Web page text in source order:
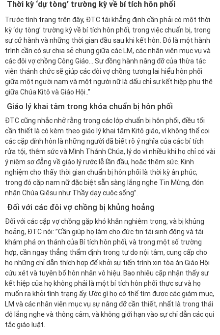
Thời kỳ ‘dự tòng’ trường kỳ về bí tích hôn phối
Trước tình trạng trên đây, ĐTC tái khẳng định cần phải có một thời
kỳ ‘dự tòng’ trường kỳ về bí tích hôn phối, trong việc chuẩn bị, trong
sự cử hành và những thời gian đầu sau khi kết hôn. Đó là một hành
trình cần có sự chia sẻ chung giữa các LM, các nhân viên mục vụ và
các đôi vợ chồng Công Giáo… Sự đồng hành nâng đỡ của thừa tác
viên thánh chức sẽ giúp các đôi vợ chồng tương lai hiểu hôn phối
giữa một người nam và một người nữ là dấu chỉ sự kết hiệp phu thê
giữa Chúa Kitô và Giáo Hội..”
Giáo lý khai tâm trong khóa chuẩn bị hôn phối
ĐTC cũng nhắc nhở rằng trong các lớp chuẩn bị hôn phối, điều tối
cần thiết là có kèm theo giáo lý khai tâm Kitô giáo, vì không thể coi
các cặp đính hôn là những người đã biết rõ ý nghĩa của các bí tích
rửa tội, thêm sức và Mình Thánh Chúa, lý do vì nhiều khi họ chỉ có vài
ý niệm sơ đẳng về giáo lý rước lễ lần đầu, hoặc thêm sức. Kinh
nghiệm cho thấy thời gian chuẩn bị hôn phối là thời kỳ ân phúc,
trong đó cặp nam nữ đặc biệt sẵn sàng lắng nghe Tin Mừng, đón
nhận Chúa Giêsu như Thầy dạy cuộc sống”.
Đối với các đôi vợ chồng bị khủng hoảng
Đối với các cặp vợ chồng gặp khó khăn nghiêm trọng, và bị khủng
hoảng, ĐTC nói: ”Cần giúp họ làm cho đức tin tái sinh động và tái
khám phá ơn thánh của Bí tích hôn phối, và trong một số trường
hợp, cần ngay thẳng thẩm định trong tự do nội tâm, cung cấp cho
họ những chỉ dẫn thích hợp để khởi sự tiến trình xin tòa án Giáo Hội
cứu xét và tuyên bố hôn nhân vô hiệu. Bao nhiêu cặp nhận thấy sự
kết hiệp của họ không phải là một bí tích hôn phối thực sự và họ
muốn ra khỏi tình trạng ấy. Ước gì họ có thể tìm được các giám mục,
LM và các nhân viên mục vụ sự nâng đỡ cần thiết, nhất là trong thái
độ lắng nghe và thông cảm, và không giới hạn vào sự chỉ dẫn các qui
tắc giáo luật.